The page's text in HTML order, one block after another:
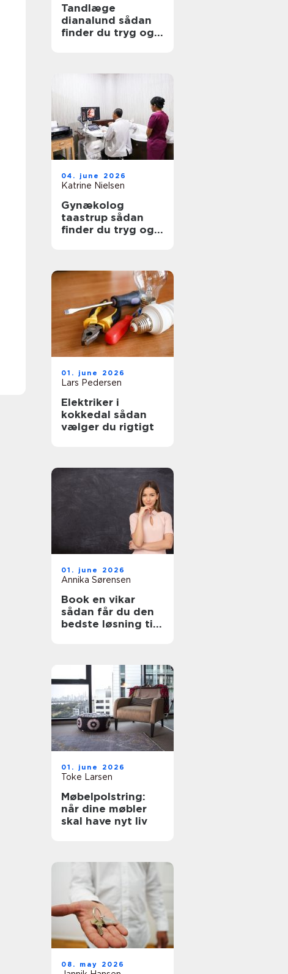
Tandlæge
dianalund sådan
finder du tryg og
04. june 2026
Katrine Nielsen
Gynækolog
taastrup sådan
finder du tryg og
01. june 2026
Lars Pedersen
Elektriker i
kokkedal sådan
vælger du rigtigt
01. june 2026
Annika Sørensen
Book en vikar
sådan får du den
bedste løsning til
01. june 2026
Toke Larsen
Møbelpolstring:
når dine møbler
skal have nyt liv
08. may 2026